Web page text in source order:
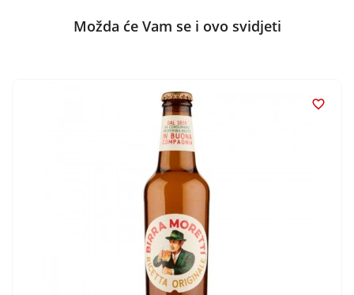
Možda će Vam se i ovo svidjeti
